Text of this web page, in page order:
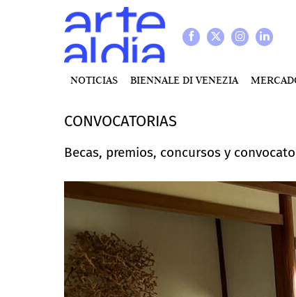
NOTICIAS BIENNALE DI VENEZIA
CONVOCATORIAS
Becas, premios, concursos y